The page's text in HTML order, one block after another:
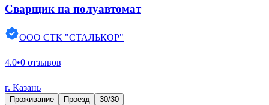
Сварщик на полуавтомат
ООО СТК "СТАЛЬКОР"
4.0•0 отзывов
г. Казань
Проживание Проезд 30/30